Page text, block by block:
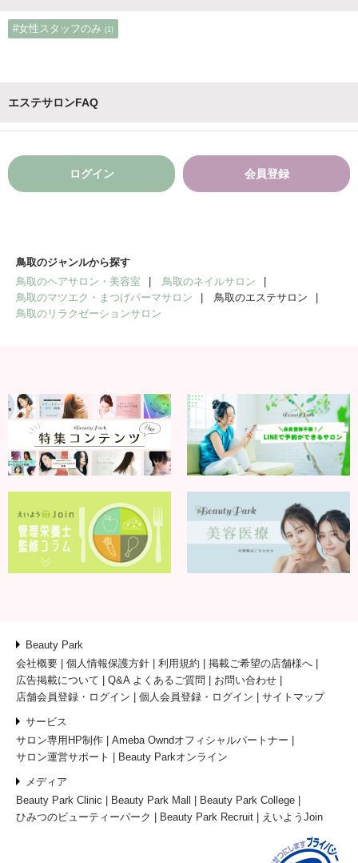
#女性スタッフのみ (1)
エステサロンFAQ
ログイン 会員登録
鳥取のジャンルから探す
鳥取のヘアサロン・美容室
鳥取のネイルサロン
鳥取のマツエク・まつげパーマサロン
鳥取のエステサロン
鳥取のリラクゼーションサロン
Beauty Park
会社概要
個人情報保護方針 利用規約
掲載ご希望の店舗様へ
広告掲載について
Q&A よくあるご質問
お問い合わせ
店舗会員登録・ログイン
個人会員登録・ログイン サイトマップ
サービス
サロン専用HP制作
Ameba Owndオフィシャルパートナー
サロン運営サポート
Beauty Parkオンライン
メディア
Beauty Park Clinic
Beauty Park Mall
Beauty Park College
ひみつのビューティーパーク
Beauty Park Recruit えいようJoin